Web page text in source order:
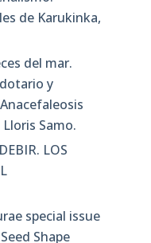
de Karukinka,
del mar.
y
Samo.
LOS
special issue
Shape